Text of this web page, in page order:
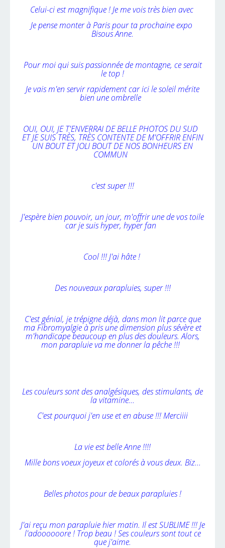
Celui-ci est magnifique ! Je me vois très bien avec
Je pense monter à Paris pour ta prochaine expo
Bisous Anne.
Pour moi qui suis passionnée de montagne, ce serait
le top !
Je vais m'en servir rapidement car ici le soleil mérite
bien une ombrelle
OUI, OUI, JE T'ENVERRAI DE BELLE PHOTOS DU SUD
ET JE SUIS TRÈS, TRÈS CONTENTE DE M'OFFRIR ENFIN
UN BOUT ET JOLI BOUT DE NOS BONHEURS EN
COMMUN
c'est super !!!
J'espère bien pouvoir, un jour, m'offrir une de vos toile
car je suis hyper, hyper fan
Cool !!! J'ai hâte !
Des nouveaux parapluies, super !!!
C'est génial, je trépigne déjà, dans mon lit parce que
ma Fibromyalgie à pris une dimension plus sévère et
m'handicape beaucoup en plus des douleurs. Alors,
mon parapluie va me donner la pêche !!!
Les couleurs sont des analgésiques, des stimulants, de
la vitamine...
C'est pourquoi j'en use et en abuse !!! Merciiii
La vie est belle Anne !!!!
Mille bons voeux joyeux et colorés à vous deux. Biz...
Belles photos pour de beaux parapluies !
J'ai reçu mon parapluie hier matin. Il est SUBLIME !!! Je
l'adoooooore ! Trop beau ! Ses couleurs sont tout ce
que j'aime.